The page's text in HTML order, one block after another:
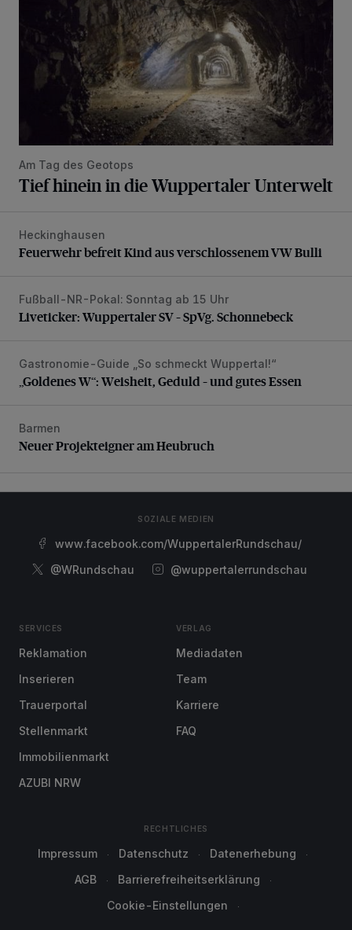
Am Tag des Geotops
Tief hinein in die Wuppertaler Unterwelt
Feuerwehr befreit Kind aus verschlossenem VW Bulli
Heckinghausen
Feuerwehr befreit Kind aus verschlossenem VW Bulli
Liveticker: Wuppertaler SV – SpVg. Schonnebeck
Fußball-NR-Pokal: Sonntag ab 15 Uhr
Liveticker: Wuppertaler SV – SpVg. Schonnebeck
„Goldenes W“: Weisheit, Geduld – und gutes Essen
Gastronomie-Guide „So schmeckt Wuppertal!“
„Goldenes W“: Weisheit, Geduld – und gutes Essen
Neuer Projekteigner am Heubruch
Barmen
Neuer Projekteigner am Heubruch
SOZIALE MEDIEN
www.facebook.com/WuppertalerRundschau/
@WRundschau
@wuppertalerrundschau
SERVICES
Reklamation
Inserieren
Trauerportal
Stellenmarkt
Immobilienmarkt
AZUBI NRW
VERLAG
Mediadaten
Team
Karriere
FAQ
RECHTLICHES
Impressum Datenschutz
Datenerhebung
AGB
Barrierefreiheitserklärung
Cookie-Einstellungen